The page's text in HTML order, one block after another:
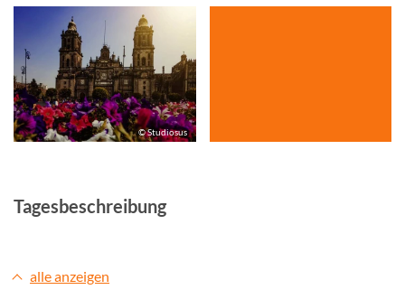
© Studiosus
Tagesbeschreibung
alle anzeigen